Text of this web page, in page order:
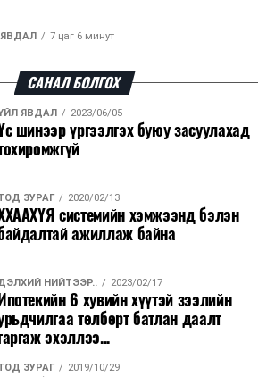
7 цаг 6 минут
төвүүдийн авто зогсо...
ЯВДАЛ
д ажиллах онцгой байдлын
хамтарсан дадлага сургуул...
ЯВДАЛ 7 цаг 17 минут
өдөртөө 20 хэм дулаан
ЯВДАЛ 2026/08/07
ын зочид, төлөөлөгчдөд үйлчлэх 250
жолоочийг сургалтад х...
САНАЛ БОЛГОХ
ЯВДАЛ 2023/06/05
шинээр үргээлгэх буюу засуулахад
ЗУРАГ 2020/02/13
системийн хэмжээнд бэлэн
ажиллаж байна
НИЙТЭЭР.. 2023/02/17
6 хувийн хүүтэй зээлийн
төлбөрт батлан даалт
эхэллээ...
ЗУРАГ 2019/10/29